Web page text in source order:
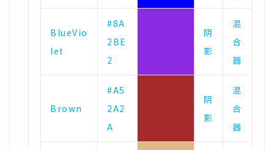
BlueVio
let
#8A
2BE
2
阴
影
混
合
器
Brown
#A5
2A2
A
阴
影
混
合
器